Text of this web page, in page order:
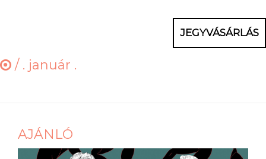
JEGYVÁSÁRLÁS
/ . január .
AJÁNLÓ